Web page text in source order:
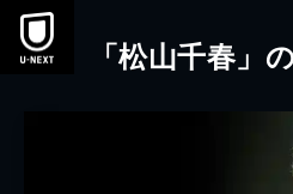
本文へスキップ
「松山千春」